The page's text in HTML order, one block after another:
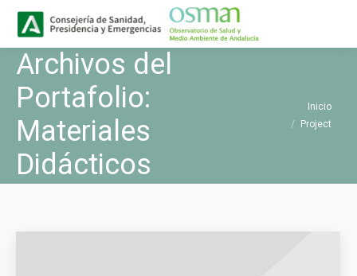
Archivos del
Portafolio:
Materiales
Didácticos
Estás aquí:
Inicio
Project